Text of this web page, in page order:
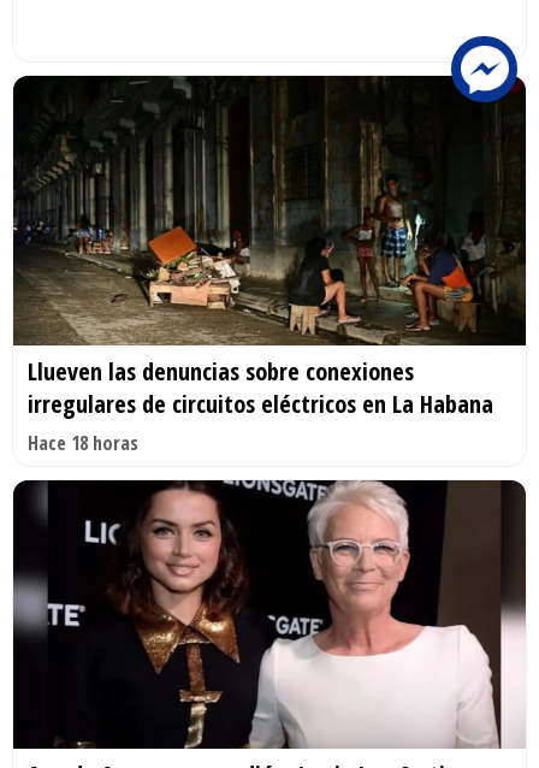
Llueven las denuncias sobre conexiones
irregulares de circuitos eléctricos en La Habana
Hace 18 horas